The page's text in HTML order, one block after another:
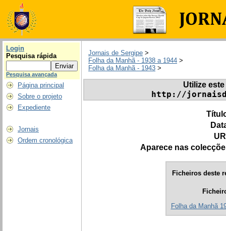
Login
Pesquisa rápida
Pesquisa avançada
Página principal
Sobre o projeto
Expediente
Jornais
Ordem cronológica
Jornais de Sergipe >
Folha da Manhã - 1938 a 1944 >
Folha da Manhã - 1943 >
Utilize
http://
Aparece nas
Ficheiros deste
Folha da Manhã